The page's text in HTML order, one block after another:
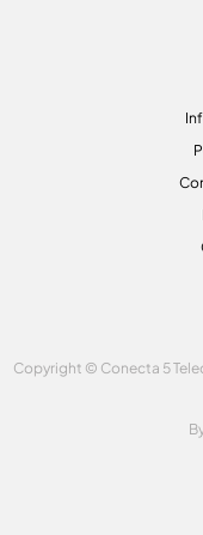
Copyright © Conecta 5